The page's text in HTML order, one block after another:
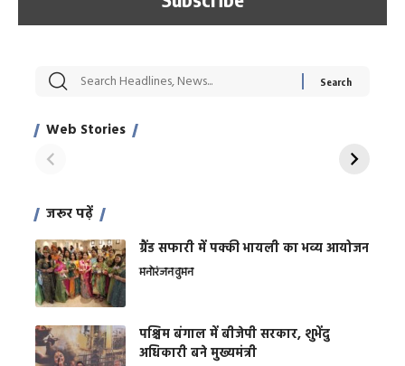
Web Stories
सट्टेबाजी में अरेस्ट हुए
साहिल खान
रोज एक कच्चे लहसुन
जरूर पढ़ें
ग्रैंड सफारी में पक्की भायली का भव्य आयोजन
मनोरंजनवुमन
पश्चिम बंगाल में बीजेपी सरकार, शुभेंदु
अधिकारी बने मुख्यमंत्री